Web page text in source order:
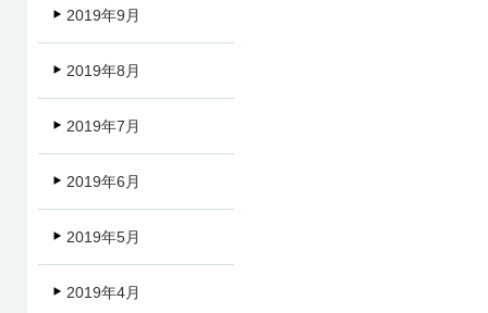
2019年9月
2019年8月
2019年7月
2019年6月
2019年5月
2019年4月